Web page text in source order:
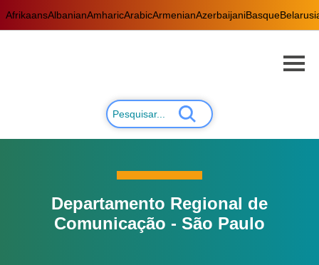
AfrikaansAlbanianAmharicArabicArmenianAzerbaijaniBasque
Departamento Regional de
Comunicação - São Paulo